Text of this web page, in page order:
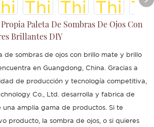
Paleta De Sombras De Ojos Con
Brillantes DIY
de sombras de ojos con brillo mate y brillo
en Guangdong, China. Gracias a
de producción y tecnología competitiva,
Co., Ltd. desarrolla y fabrica de
amplia gama de productos. Si te
producto, la sombra de ojos, o si quieres